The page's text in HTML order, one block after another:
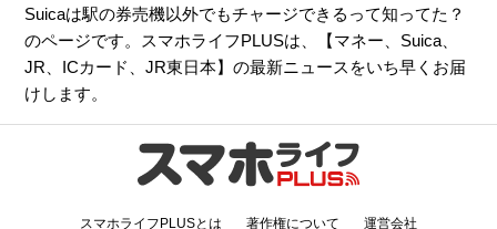
Suicaは駅の券売機以外でもチャージできるって知ってた？
のページです。スマホライフPLUSは、【マネー Suica
JR
ICカード 、JR東日本】の最新ニュースをいち早くお届
けします。
スマホライフPLUSとは 著作権について 運営会社